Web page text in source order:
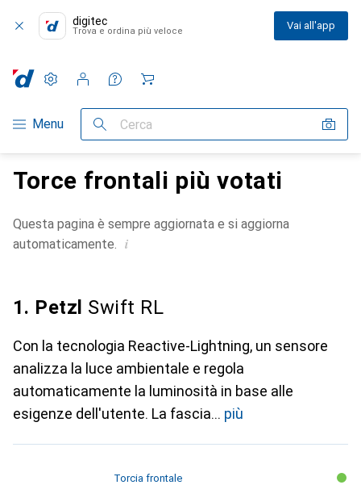
digitec
Trova e ordina più veloce Vai all'app
Categoria Navigazione
Menu Cerca
Impostazioni
Conto cliente
Liste di confronto
Liste dei desideri
Carrello
Torce frontali più votati
Questa pagina è sempre aggiornata e si aggiorna
automaticamente. i
1. Petzl Swift RL
Con la tecnologia Reactive-Lightning, un sensore
analizza la luce ambientale e regola
automaticamente la luminosità in base alle
esigenze dell'utente. La fascia
più
Torcia frontale